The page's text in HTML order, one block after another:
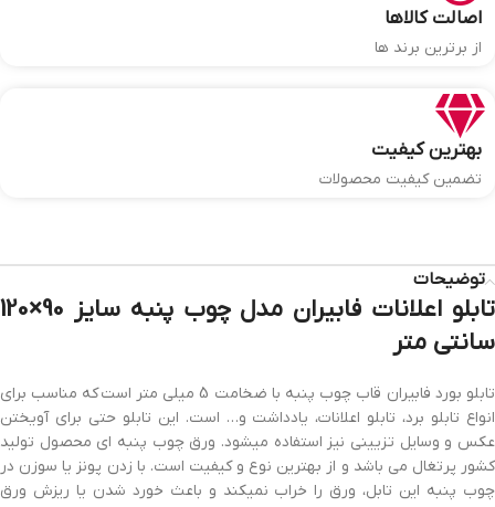
اصالت کالاها
از برترین برند ها
بهترین کیفیت
تضمین کیفیت محصولات
توضیحات
تابلو اعلانات فابیران مدل چوب پنبه سایز 90×120
سانتی متر
تابلو بورد فابیران قاب چوب پنبه با ضخامت 5 میلی متر است که مناسب برای
انواع تابلو برد، تابلو اعلانات، یادداشت و… است. این تابلو حتی برای آویختن
عکس و وسایل تزیینی نیز استفاده میشود. ورق چوب پنبه ای محصول تولید
کشور پرتغال می باشد و از بهترین نوع و کیفیت است. با زدن پونز یا سوزن در
چوب پنبه این تابل، ورق را خراب نمیکند و باعث خورد شدن یا ریزش ورق